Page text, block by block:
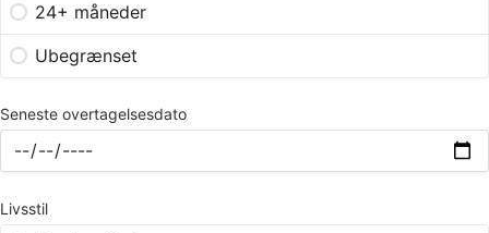
24+ måneder
Ubegrænset
Seneste overtagelsesdato
Livsstil